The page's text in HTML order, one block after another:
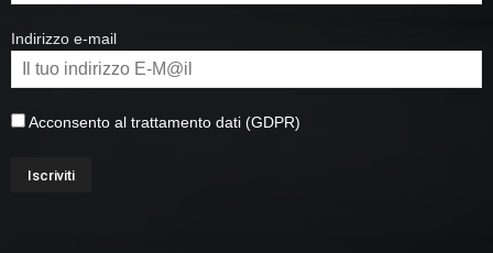
Indirizzo e-mail
Acconsento al trattamento dati (GDPR)